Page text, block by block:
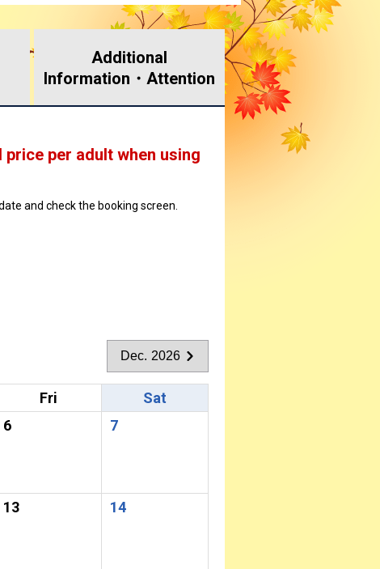
Additional
Information・ Attention
per adult when using
and check the booking screen.
Dec. 2026
Fri
Sat
6 7
13 14